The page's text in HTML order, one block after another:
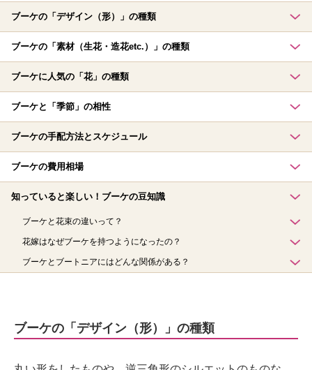
ブーケの「デザイン（形）」の種類
ブーケの「素材（生花・造花etc.）」の種類
ブーケに人気の「花」の種類
ブーケと「季節」の相性
ブーケの手配方法とスケジュール
ブーケの費用相場
知っていると楽しい！ブーケの豆知識
ブーケと花束の違いって？
花嫁はなぜブーケを持つようになったの？
ブーケとブートニアにはどんな関係がある？
ブーケの「デザイン（形）」の種類